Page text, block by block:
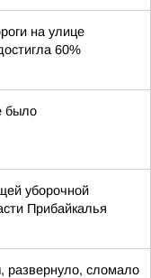
на улице
60%
было
уборочной
Прибайкалья
развернуло, сломало